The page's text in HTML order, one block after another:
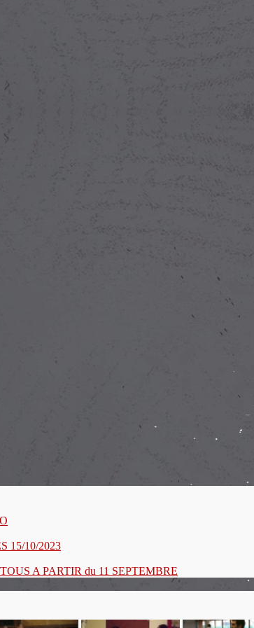
15/10/2023
A PARTIR du 11 SEPTEMBRE